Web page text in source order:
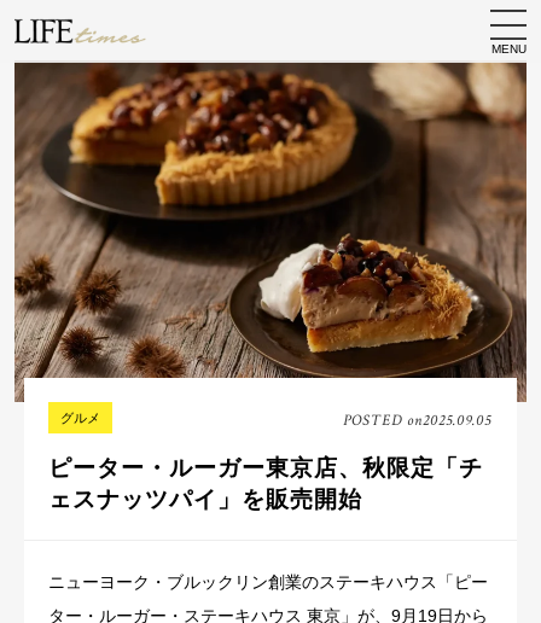
MENU
グルメ POSTED on2025.09.05
ピーター・ルーガー東京店、秋限定「チ
ェスナッツパイ」を販売開始
ニューヨーク・ブルックリン創業のステーキハウス「ピー
ター・ルーガー・ステーキハウス 東京」が、9月19日から